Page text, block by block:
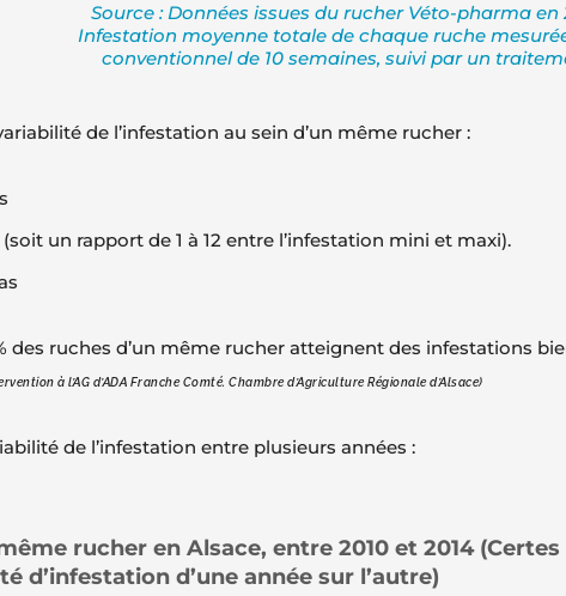
Source : Données issues du rucher Véto-pharma en
Infestation moyenne totale de chaque ruche
conventionnel de 10 semaines, suivi par un
de l’infestation au sein d’un même rucher :
(soit un rapport de 1 à 12 entre l’infestation mini et maxi).
des ruches d’un même rucher atteignent des infestations
à l’AG d’ADA Franche Comté. Chambre d’Agriculture Régionale d’Alsace)
de l’infestation entre plusieurs années :
rucher en Alsace, entre 2010 et 2014
d’infestation d’une année sur l’autre)